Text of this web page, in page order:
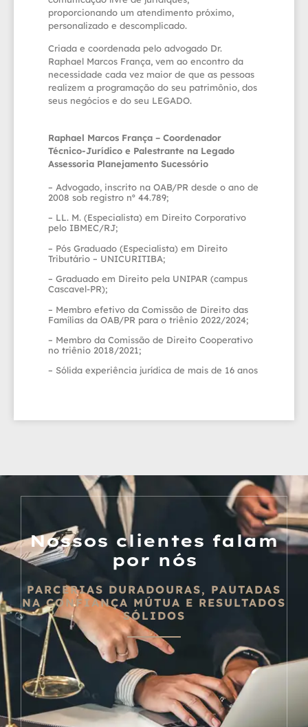
proporcionando um atendimento próximo,
personalizado e descomplicado.
Criada e coordenada pelo advogado Dr.
Raphael Marcos França, vem ao encontro da
necessidade cada vez maior de que as pessoas
realizem a programação do seu patrimônio, dos
seus negócios e do seu LEGADO.
Raphael Marcos França – Coordenador
Técnico-Jurídico e Palestrante na Legado
Assessoria Planejamento Sucessório
– Advogado, inscrito na OAB/PR desde o ano de
2008 sob registro nº 44.789;
– LL. M. (Especialista) em Direito Corporativo
pelo IBMEC/RJ;
– Pós Graduado (Especialista) em Direito
Tributário – UNICURITIBA;
– Graduado em Direito pela UNIPAR (campus
Cascavel-PR);
– Membro efetivo da Comissão de Direito das
Famílias da OAB/PR para o triênio 2022/2024;
– Membro da Comissão de Direito Cooperativo
no triênio 2018/2021;
– Sólida experiência jurídica de mais de 16 anos
Nossos clientes falam
por nós
PARCERIAS DURADOURAS, PAUTADAS
NA CONFIANÇA MÚTUA E RESULTADOS
SÓLIDOS